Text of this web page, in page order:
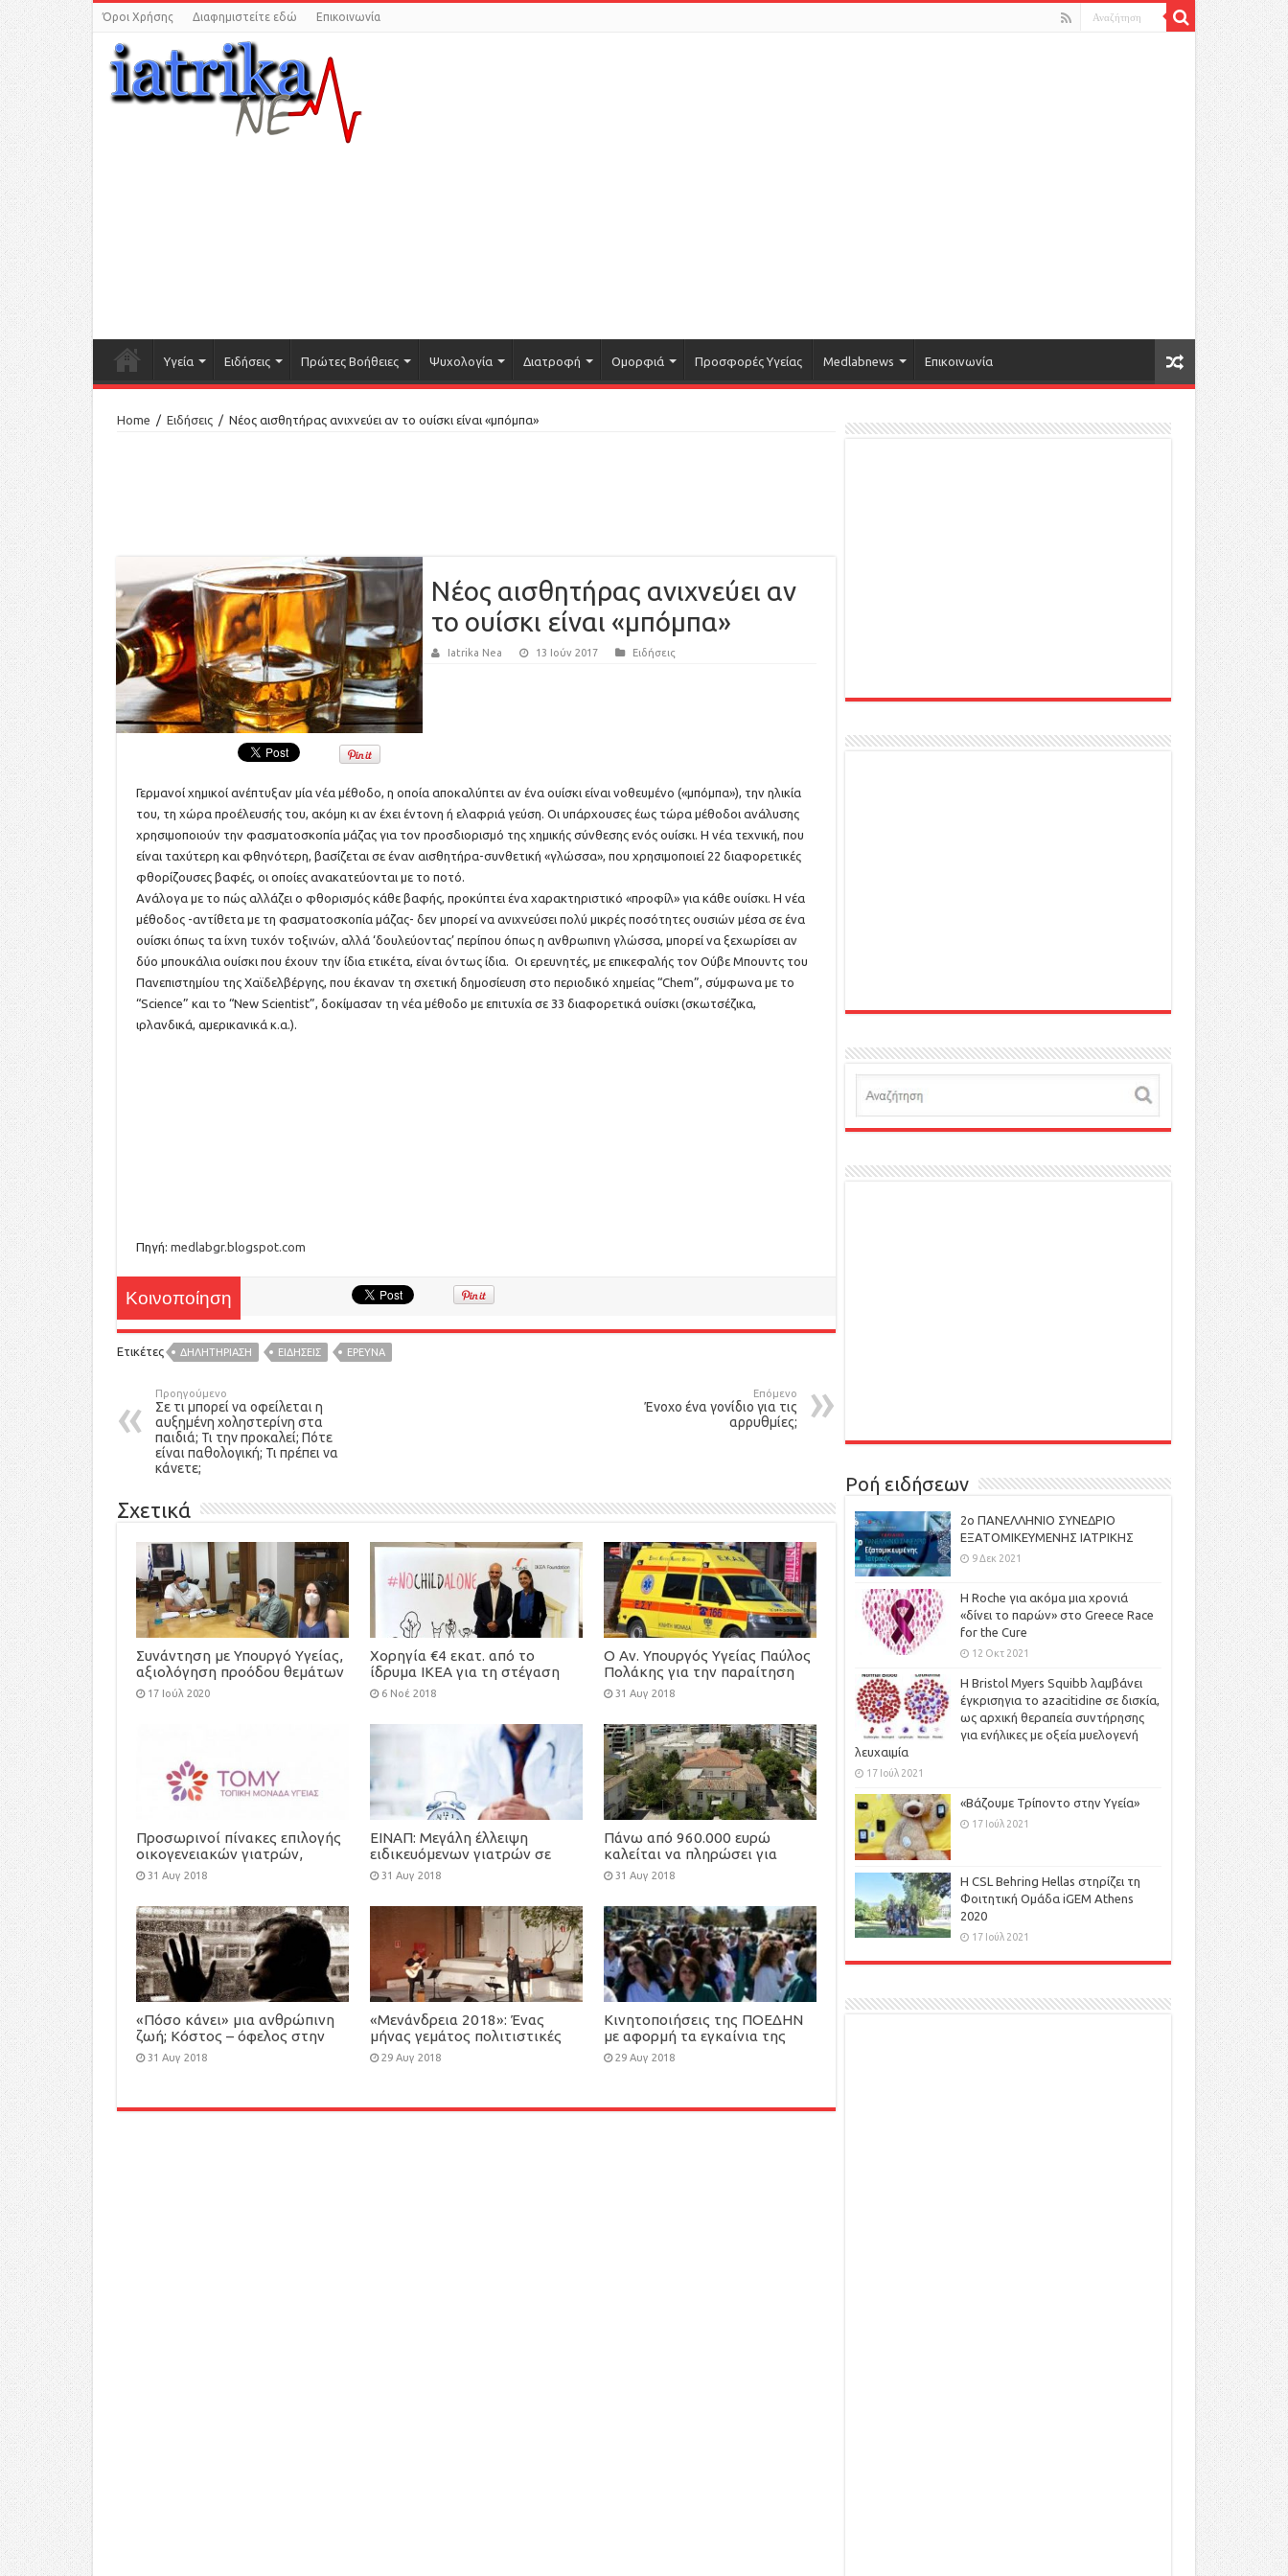
Όροι Χρήσης Διαφημιστείτε εδώ Επικοινωνία
Υγεία Ειδήσεις Πρώτες Βοήθειες Ψυχολογία Διατροφή Ομορφιά Προσφορές Υγείας Medlabnews Επικοινωνία
Home / Ειδήσεις / Νέος αισθητήρας ανιχνεύει αν το ουίσκι είναι «μπόμπα»
Νέος αισθητήρας ανιχνεύει αν
το ουίσκι είναι «μπόμπα»
Iatrika Nea 13 Ιούν 2017 Ειδήσεις
Γερμανοί χημικοί ανέπτυξαν μία νέα μέθοδο, η οποία αποκαλύπτει αν ένα ουίσκι είναι νοθευμένο («μπόμπα»), την ηλικία
του, τη χώρα προέλευσής του, ακόμη κι αν έχει έντονη ή ελαφριά γεύση. Οι υπάρχουσες έως τώρα μέθοδοι ανάλυσης
χρησιμοποιούν την φασματοσκοπία μάζας για τον προσδιορισμό της χημικής σύνθεσης ενός ουίσκι. Η νέα τεχνική, που
είναι ταχύτερη και φθηνότερη, βασίζεται σε έναν αισθητήρα-συνθετική «γλώσσα», που χρησιμοποιεί 22 διαφορετικές
φθορίζουσες βαφές, οι οποίες ανακατεύονται με το ποτό.
Ανάλογα με το πώς αλλάζει ο φθορισμός κάθε βαφής, προκύπτει ένα χαρακτηριστικό «προφίλ» για κάθε ουίσκι. Η νέα
μέθοδος -αντίθετα με τη φασματοσκοπία μάζας- δεν μπορεί να ανιχνεύσει πολύ μικρές ποσότητες ουσιών μέσα σε ένα
ουίσκι όπως τα ίχνη τυχόν τοξινών, αλλά ‘δουλεύοντας’ περίπου όπως η ανθρωπινη γλώσσα, μπορεί να ξεχωρίσει αν
δύο μπουκάλια ουίσκι που έχουν την ίδια ετικέτα, είναι όντως ίδια. Οι ερευνητές, με επικεφαλής τον Ούβε Μπουντς του
Πανεπιστημίου της Χαϊδελβέργης, που έκαναν τη σχετική δημοσίευση στο περιοδικό χημείας “Chem”, σύμφωνα με το
“Science” και το “New Scientist”, δοκίμασαν τη νέα μέθοδο με επιτυχία σε 33 διαφορετικά ουίσκι (σκωτσέζικα,
ιρλανδικά, αμερικανικά κ.α.).
Πηγή: medlabgr.blogspot.com
Κοινοποίηση
Ετικέτες ΔΗΛΗΤΗΡΙΑΣΗ ΕΙΔΉΣΕΙΣ ΕΡΕΥΝΑ
Προηγούμενο
Σε τι μπορεί να οφείλεται η
αυξημένη χοληστερίνη στα
παιδιά; Τι την προκαλεί; Πότε
είναι παθολογική; Τι πρέπει να
κάνετε;
Επόμενο
Ένοχο ένα γονίδιο για τις
αρρυθμίες;
Σχετικά
Συνάντηση με Υπουργό Υγείας,
αξιολόγηση προόδου θεμάτων
Κυστικής Ίνωσης
17 Ιούλ 2020
Χορηγία €4 εκατ. από το
ίδρυμα ΙΚΕΑ για τη στέγαση
και την φροντίδα 100
6 Νοέ 2018
Ο Αν. Υπουργός Υγείας Παύλος
Πολάκης για την παραίτηση
του Κ. Καρακατσιανόπουλου
31 Αυγ 2018
Προσωρινοί πίνακες επιλογής
οικογενειακών γιατρών,
προκήρυξης-πρόσκλησης
εκδήλωσης ενδιαφέροντος για
τη στελέχωση των Τοπικών
Μονάδων Υγείας (ΤΟΜΥ)
31 Αυγ 2018
ΕΙΝΑΠ: Μεγάλη έλλειψη
ειδικευόμενων γιατρών σε
πολλές ειδικότητες
31 Αυγ 2018
Πάνω από 960.000 ευρώ
καλείται να πληρώσει για
ΕΝΦΙΑ, το Άσυλο Ανιάτων
31 Αυγ 2018
«Πόσο κάνει» μια ανθρώπινη
ζωή; Κόστος – όφελος στην
ιατρική περίθαλψη
31 Αυγ 2018
«Μενάνδρεια 2018»: Ένας
μήνας γεμάτος πολιτιστικές
εκδηλώσεις από τον Δήμο
Κηφισιάς
29 Αυγ 2018
Κινητοποιήσεις της ΠΟΕΔΗΝ
με αφορμή τα εγκαίνια της
ΔΕΘ
29 Αυγ 2018
Ροή ειδήσεων
2ο ΠΑΝΕΛΛΗΝΙΟ ΣΥΝΕΔΡΙΟ
ΕΞΑΤΟΜΙΚΕΥΜΕΝΗΣ ΙΑΤΡΙΚΗΣ
9 Δεκ 2021
H Roche για ακόμα μια χρονιά
«δίνει το παρών» στο Greece Race
for the Cure
12 Οκτ 2021
Η Bristol Myers Squibb λαμβάνει
έγκρισηγια το azacitidine σε δισκία,
ως αρχική θεραπεία συντήρησης
για ενήλικες με οξεία μυελογενή
λευχαιμία
17 Ιούλ 2021
«Βάζουμε Τρίποντο στην Υγεία»
17 Ιούλ 2021
H CSL Behring Hellas στηρίζει τη
Φοιτητική Ομάδα iGEM Athens
2020
17 Ιούλ 2021